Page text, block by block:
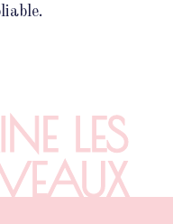
LES